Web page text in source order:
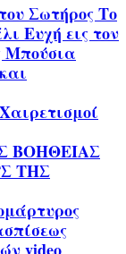
Σωτήρος Το
Ευχή εις τον
Μπούσια
ΒΟΗΘΕΙΑΣ
ΤΗΣ